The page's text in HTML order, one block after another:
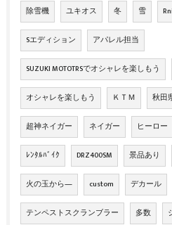
除雪機 ユキオス 冬 雪
Sエディション アパレル担当
SUZUKI MOTOTRSでオシャレを楽しもう
オシャレを楽しもう ＫＴＭ 秋田
超神ネイガー ネイガー ヒーロー
ﾚﾝﾀﾙﾊﾞｲｸ DRZ400SM 景品あり
火の玉から― custom デカール
テンペストスクランブラー 多数